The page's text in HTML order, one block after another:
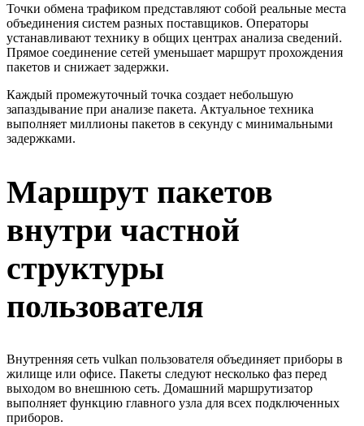
Точки обмена трафиком представляют собой реальные места
объединения систем разных поставщиков. Операторы
устанавливают технику в общих центрах анализа сведений.
Прямое соединение сетей уменьшает маршрут прохождения
пакетов и снижает задержки.
Каждый промежуточный точка создает небольшую
запаздывание при анализе пакета. Актуальное техника
выполняет миллионы пакетов в секунду с минимальными
задержками.
Маршрут пакетов
внутри частной
структуры
пользователя
Внутренняя сеть vulkan пользователя объединяет приборы в
жилище или офисе. Пакеты следуют несколько фаз перед
выходом во внешнюю сеть. Домашний маршрутизатор
выполняет функцию главного узла для всех подключенных
приборов.